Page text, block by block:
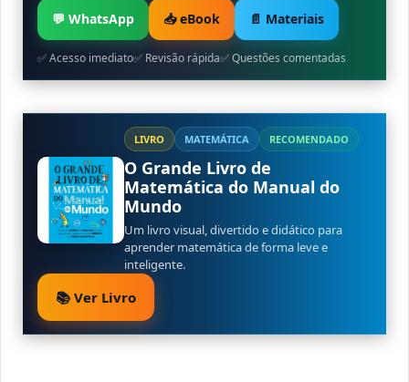
💬 WhatsApp 📥 eBook 📄 Materiais
✅ Acesso imediato✅ Revisão rápida✅ Questões comentadas
LIVRO MATEMÁTICA RECOMENDADO
O Grande Livro de
Matemática do Manual do
Mundo
Um livro visual, divertido e didático para
aprender matemática de forma leve e
inteligente.
📚 Ver Livro